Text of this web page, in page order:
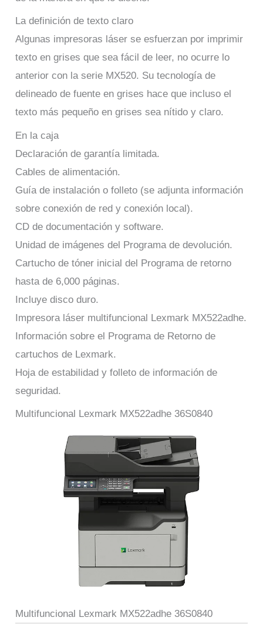
La definición de texto claro
Algunas impresoras láser se esfuerzan por imprimir
texto en grises que sea fácil de leer, no ocurre lo
anterior con la serie MX520. Su tecnología de
delineado de fuente en grises hace que incluso el
texto más pequeño en grises sea nítido y claro.
En la caja
Declaración de garantía limitada.
Cables de alimentación.
Guía de instalación o folleto (se adjunta información
sobre conexión de red y conexión local).
CD de documentación y software.
Unidad de imágenes del Programa de devolución.
Cartucho de tóner inicial del Programa de retorno
hasta de 6,000 páginas.
Incluye disco duro.
Impresora láser multifuncional Lexmark MX522adhe.
Información sobre el Programa de Retorno de
cartuchos de Lexmark.
Hoja de estabilidad y folleto de información de
seguridad.
Multifuncional Lexmark MX522adhe 36S0840
Multifuncional Lexmark MX522adhe 36S0840